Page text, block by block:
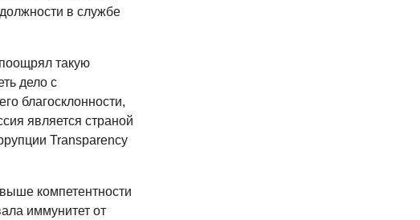
в службе
такую
дело с
благосклонности,
является страной
Transparency
компетентности
иммунитет от